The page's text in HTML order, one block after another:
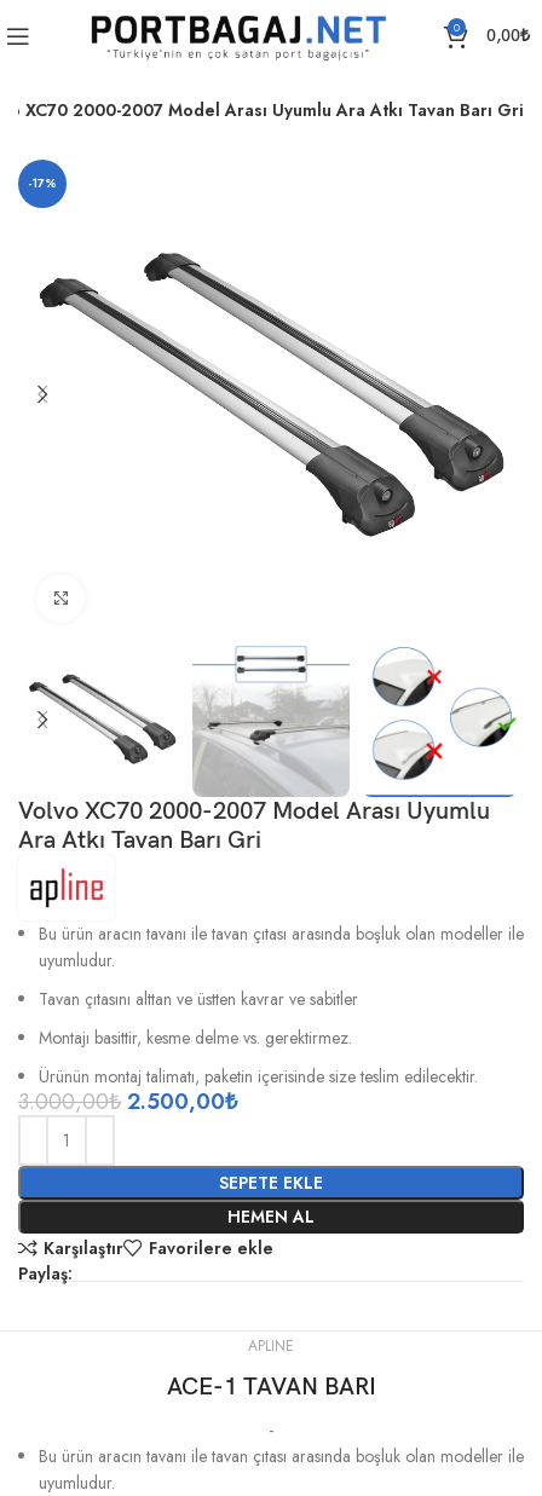
0 0,00₺
XC70 2000-2007 Model Arası Uyumlu Ara Atkı Tavan Barı Gri
-17%
Volvo XC70 2000-2007 Model Arası Uyumlu
Ara Atkı Tavan Barı Gri
Bu ürün aracın tavanı ile tavan çıtası arasında boşluk olan modeller ile
uyumludur.
Tavan çıtasını alttan ve üstten kavrar ve sabitler
Montajı basittir, kesme delme vs. gerektirmez.
Ürünün montaj talimatı, paketin içerisinde size teslim edilecektir.
3.000,00₺2.500,00₺
SEPETE EKLE
HEMEN AL
Karşılaştır
Favorilere ekle
Paylaş:
APLINE
ACE-1 TAVAN BARI
-
Bu ürün aracın tavanı ile tavan çıtası arasında boşluk olan modeller ile
uyumludur.